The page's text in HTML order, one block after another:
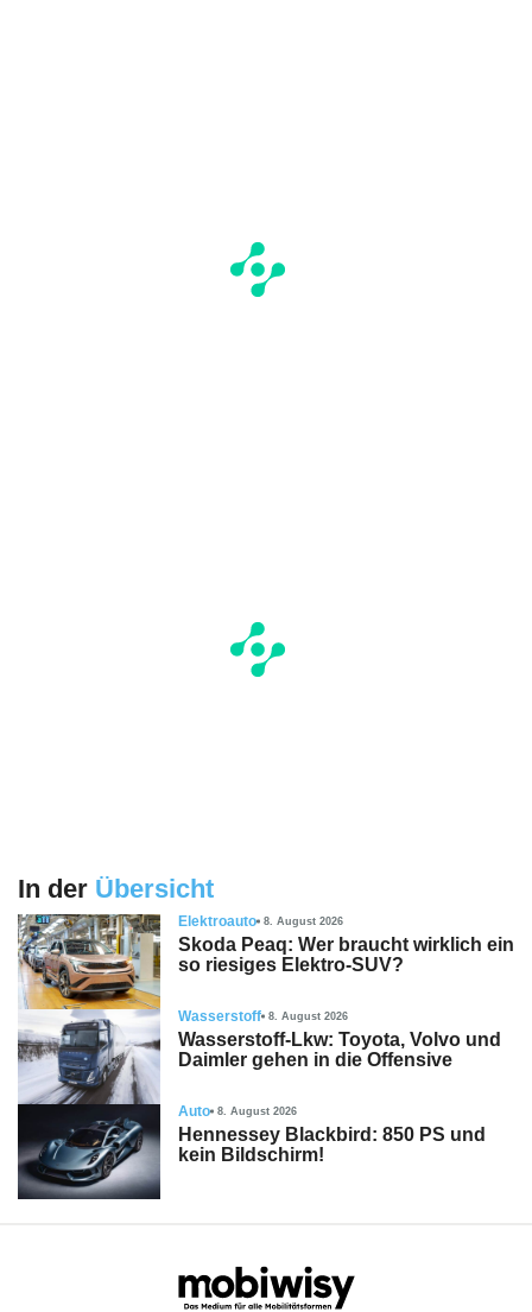
In der Übersicht
Elektroauto 8. August 2026
Skoda Peaq: Wer braucht wirklich ein
so riesiges Elektro-SUV?
Wasserstoff 8. August 2026
Wasserstoff-Lkw: Toyota, Volvo und
Daimler gehen in die Offensive
Auto 8. August 2026
Hennessey Blackbird: 850 PS und
kein Bildschirm!